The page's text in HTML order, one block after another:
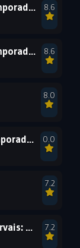
2000
1994
Nadie nos va a extrañar: Temporada 2 8.6
Nadie nos va a extrañar: Temporada 1 8.6
8.0
Operación Safed Sagar: Temporada 1 0.0
7.2
Gatos callejeros de Ricky Gervais: Temporada 1 7.2